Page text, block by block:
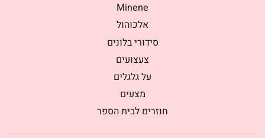
Minene
אלכוהול
סידורי בלונים
צעצועים
על גלגלים
מצעים
חוזרים לבית הספר